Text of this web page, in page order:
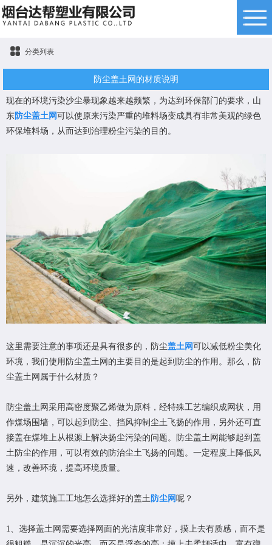
分类列表
防尘盖土网的材质说明
现在的环境污染沙尘暴现象越来越频繁，为达到环保部门的要求，山
东防尘盖土网可以使原来污染严重的堆料场变成具有非常美观的绿色
环保堆料场，从而达到治理粉尘污染的目的。
这里需要注意的事项还是具有很多的，防尘盖土网可以减低粉尘美化
环境，我们使用防尘盖土网的主要目的是起到防尘的作用。那么，防
尘盖土网属于什么材质？
防尘盖土网采用高密度聚乙烯做为原料，经特殊工艺编织成网状，用
作煤场围墙，可以起到防尘、挡风抑制尘土飞扬的作用，另外还可直
接盖在煤堆上从根源上解决扬尘污染的问题。防尘盖土网能够起到盖
土防尘的作用，可以有效的防治尘土飞扬的问题。一定程度上降低风
速，改善环境，提高环境质量。
另外，建筑施工工地怎么选择好的盖土 防尘网呢？
1、选择盖土网需要选择网面的光洁度非常好，摸上去有质感，而不是